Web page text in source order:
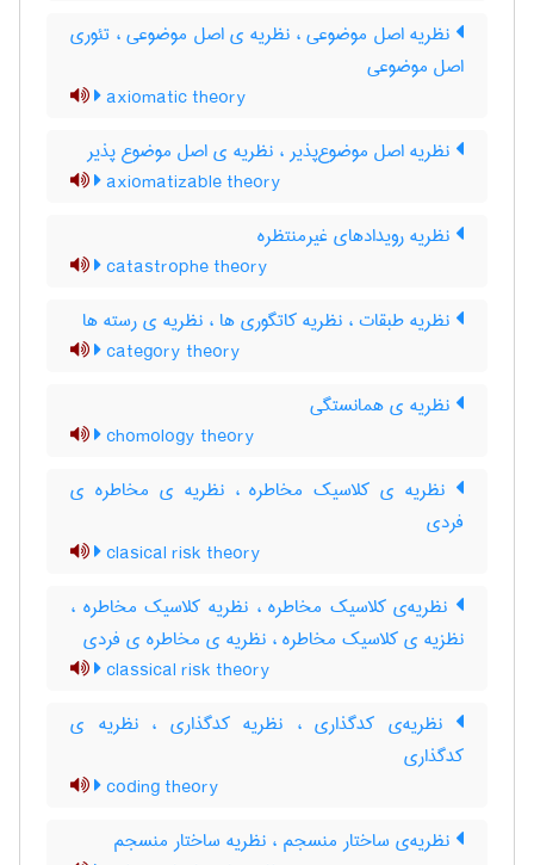
نظریه اصل موضوعی ، نظریه ی اصل موضوعی ، تئوری
اصل موضوعی
axiomatic theory
نظریه اصل موضوع‌پذیر ، نظریه ی اصل موضوع پذیر
axiomatizable theory
نظریه رویدادهای غیرمنتظره
catastrophe theory
نظریه طبقات ، نظریه کاتگوری ها ، نظریه ی رسته ها
category theory
نظریه ی همانستگی
chomology theory
نظریه ی کلاسیک مخاطره ، نظریه ی مخاطره ی
فردی
clasical risk theory
نظریه‌ی کلاسیک مخاطره ، نظریه کلاسیک مخاطره ،
نظزیه ی کلاسیک مخاطره ، نظریه ی مخاطره ی فردی
classical risk theory
نظریه‌ی کدگذاری ، نظریه کدگذاری ، نظریه ی
کدگذاری
coding theory
نظریه‌ی ساختار منسجم ، نظریه ساختار منسجم